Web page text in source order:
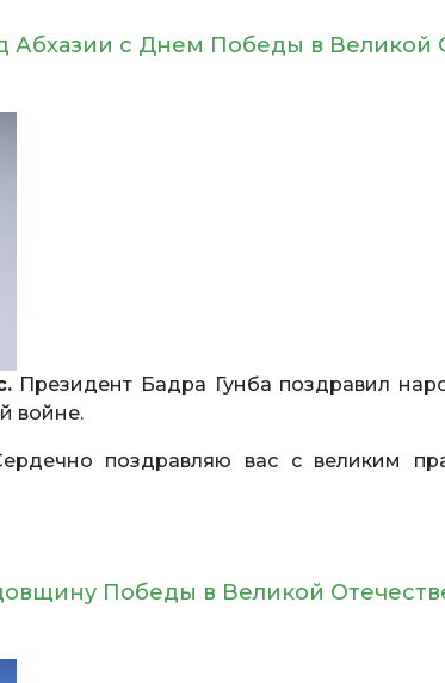
Абхазии с Днем Победы в Великой
Президент Бадра Гунба поздравил
войне.
поздравляю вас с великим
Победы в Великой